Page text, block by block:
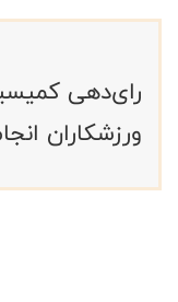
رای‌دهی
ورزشکاران